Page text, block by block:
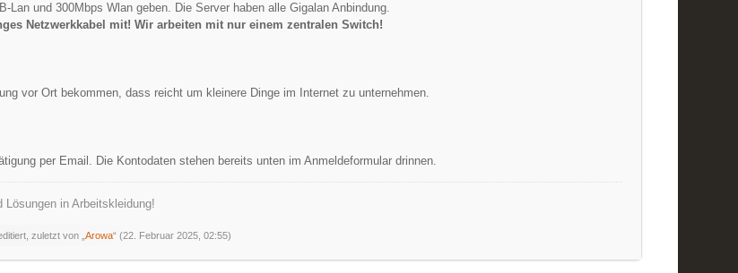
Lan und 300Mbps Wlan geben. Die Server haben alle Gigalan Anbindung.
Netzwerkkabel mit! Wir arbeiten mit nur einem zentralen Switch!
vor Ort bekommen, dass reicht um kleinere Dinge im Internet zu unternehmen.
per Email. Die Kontodaten stehen bereits unten im Anmeldeformular drinnen.
in Arbeitskleidung!
zuletzt von „Arowa“ (22. Februar 2025, 02:55)